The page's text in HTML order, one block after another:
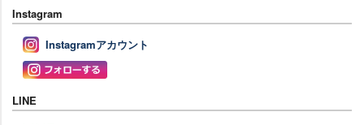
Instagram
Instagramアカウント
LINE